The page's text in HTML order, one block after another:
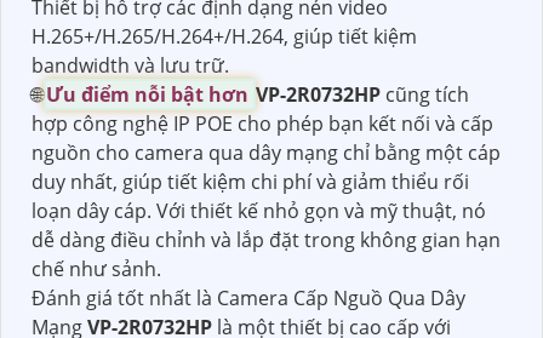
Thiết bị hỗ trợ các định dạng nén video
H.265+/H.265/H.264+/H.264, giúp tiết kiệm
bandwidth và lưu trữ.
🌐Ưu điểm nỗi bật hơn VP-2R0732HP cũng tích
hợp công nghệ IP POE cho phép bạn kết nối và cấp
nguồn cho camera qua dây mạng chỉ bằng một cáp
duy nhất, giúp tiết kiệm chi phí và giảm thiểu rối
loạn dây cáp. Với thiết kế nhỏ gọn và mỹ thuật, nó
dễ dàng điều chỉnh và lắp đặt trong không gian hạn
chế như sảnh.
Đánh giá tốt nhất là Camera Cấp Nguồ Qua Dây
MạngVP-2R0732HP là một thiết bị cao cấp với